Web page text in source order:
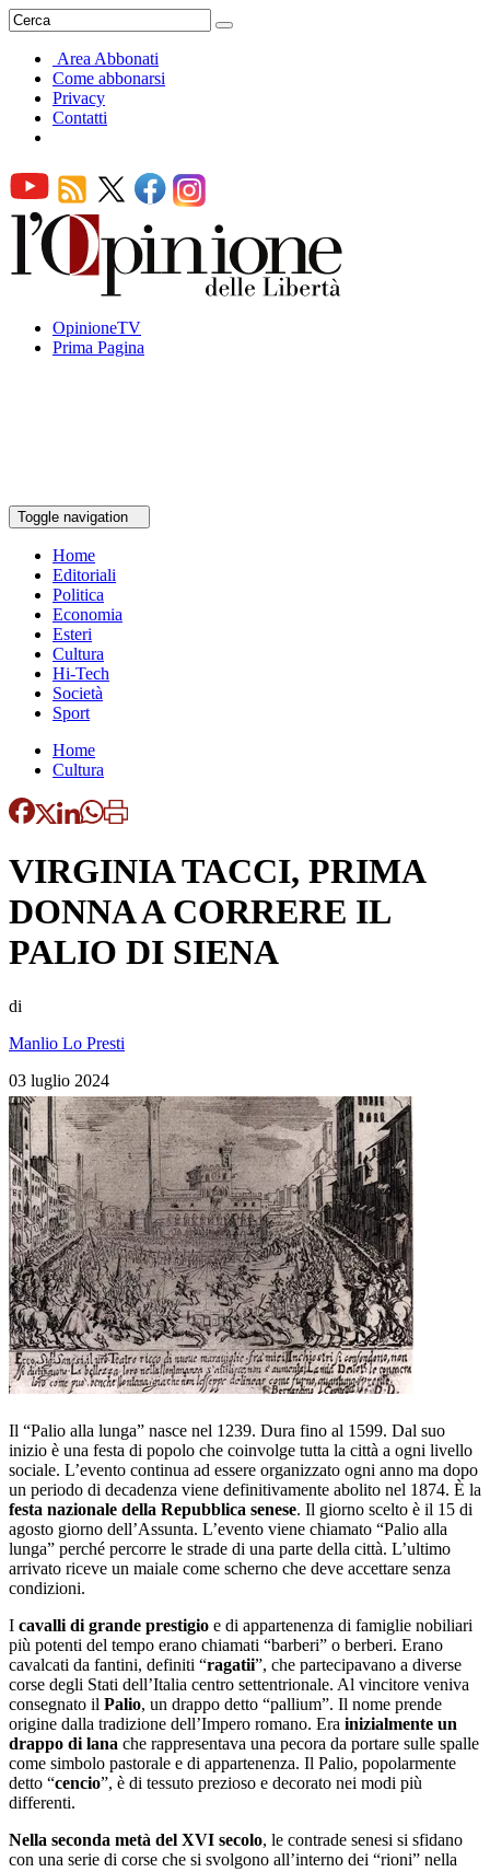
Area Abbonati
Come abbonarsi
Privacy
Contatti
OpinioneTV
Prima Pagina
Toggle navigation
Home
Editoriali
Politica
Economia
Esteri
Cultura
Hi-Tech
Società
Sport
Home
Cultura
VIRGINIA TACCI, PRIMA
DONNA A CORRERE IL
PALIO DI SIENA
di
Manlio Lo Presti
03 luglio 2024
Il “Palio alla lunga” nasce nel 1239. Dura fino al 1599. Dal suo
inizio è una festa di popolo che coinvolge tutta la città a ogni livello
sociale. L’evento continua ad essere organizzato ogni anno ma dopo
un periodo di decadenza viene definitivamente abolito nel 1874. È la
festa nazionale della Repubblica senese. Il giorno scelto è il 15 di
agosto giorno dell’Assunta. L’evento viene chiamato “Palio alla
lunga” perché percorre le strade di una parte della città. L’ultimo
arrivato riceve un maiale come scherno che deve accettare senza
condizioni.
I cavalli di grande prestigio e di appartenenza di famiglie nobiliari
più potenti del tempo erano chiamati “barberi” o berberi. Erano
cavalcati da fantini, definiti “ragatii”, che partecipavano a diverse
corse degli Stati dell’Italia centro settentrionale. Al vincitore veniva
consegnato il Palio, un drappo detto “pallium”. Il nome prende
origine dalla tradizione dell’Impero romano. Era inizialmente un
drappo di lana che rappresentava una pecora da portare sulle spalle
come simbolo pastorale e di appartenenza. Il Palio, popolarmente
detto “cencio”, è di tessuto prezioso e decorato nei modi più
differenti.
Nella seconda metà del XVI secolo, le contrade senesi si sfidano
con una serie di corse che si svolgono all’interno dei “rioni” nella